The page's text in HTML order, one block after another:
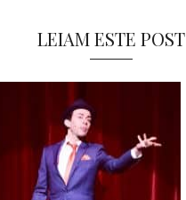
LEIAM ESTE POST